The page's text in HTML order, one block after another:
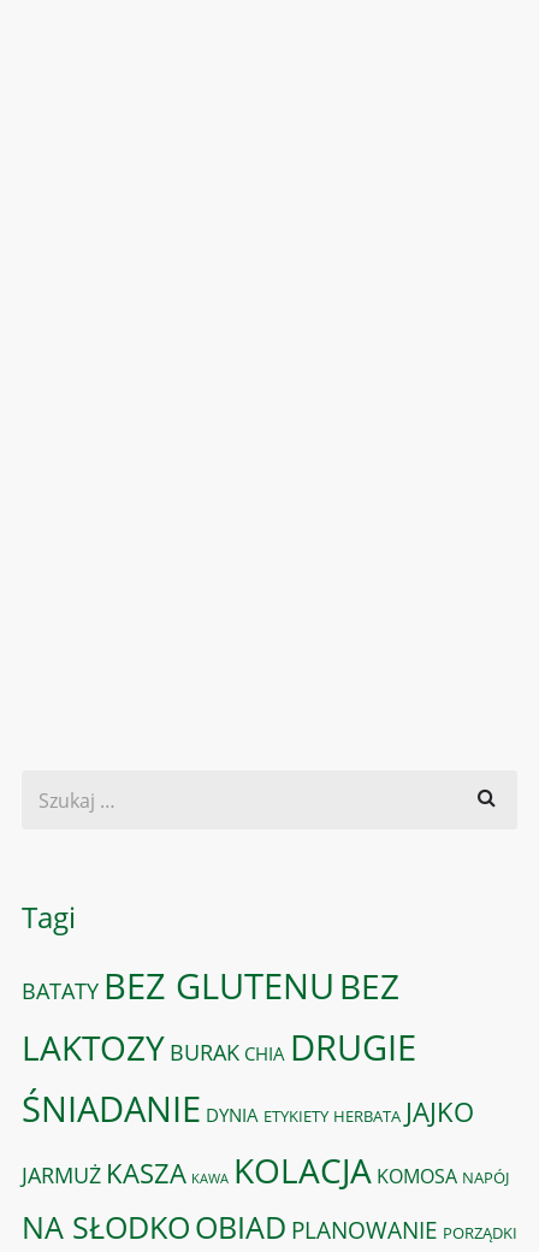
Tagi
BATATY BEZ GLUTENU BEZ
LAKTOZY BURAK CHIA DRUGIE
ŚNIADANIE DYNIA ETYKIETY HERBATA JAJKO
JARMUŻ KASZA KAWA KOLACJA KOMOSA NAPÓJ
NA SŁODKOOBIAD PLANOWANIE PORZĄDKI